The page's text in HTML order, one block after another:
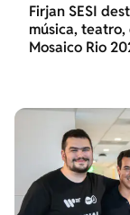
Firjan SESI
música,
Mosaico Rio